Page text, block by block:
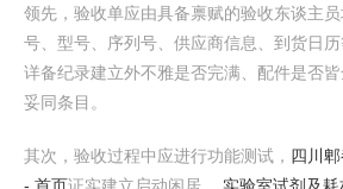
领先，验收单应由具备禀赋的验收东谈主
号、型号、序列号、供应商信息、到货日
详备纪录建立外不雅是否完满、配件是否
妥同条目。
其次，验收过程中应进行功能测试， 四川